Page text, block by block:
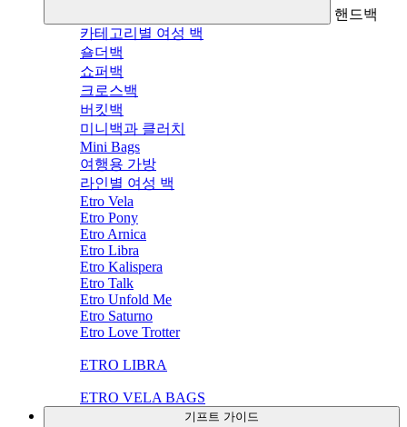
핸드백
카테고리별 여성 백
숄더백
쇼퍼백
크로스백
버킷백
미니백과 클러치
Mini Bags
여행용 가방
라인별 여성 백
Etro Vela
Etro Pony
Etro Arnica
Etro Libra
Etro Kalispera
Etro Talk
Etro Unfold Me
Etro Saturno
Etro Love Trotter
ETRO LIBRA
ETRO VELA BAGS
기프트 가이드